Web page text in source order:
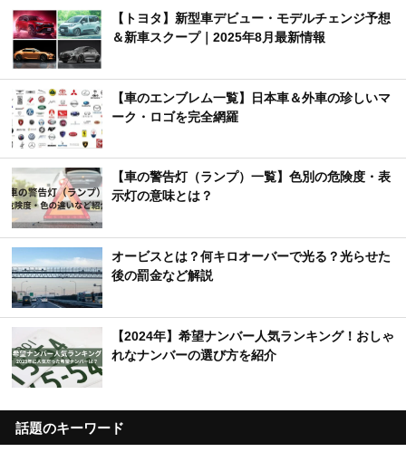
【トヨタ】新型車デビュー・モデルチェンジ予想
＆新車スクープ｜2025年8月最新情報
【車のエンブレム一覧】日本車＆外車の珍しいマ
ーク・ロゴを完全網羅
【車の警告灯（ランプ）一覧】色別の危険度・表
示灯の意味とは？
オービスとは？何キロオーバーで光る？光らせた
後の罰金など解説
【2024年】希望ナンバー人気ランキング！おしゃ
れなナンバーの選び方を紹介
話題のキーワード